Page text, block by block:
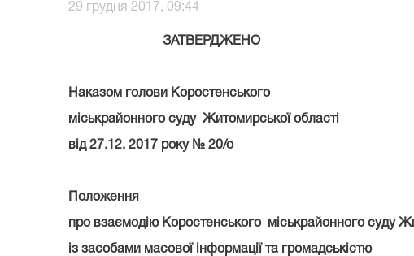
29 грудня 2017, 09:44
ЗАТВЕРДЖЕНО
Наказом голови Коростенського
міськрайонного суду Житомирської області
від 27.12. 2017 року № 20/о
Положення
про взаємодію Коростенського міськрайонного суду
із засобами масової інформації та громадськістю